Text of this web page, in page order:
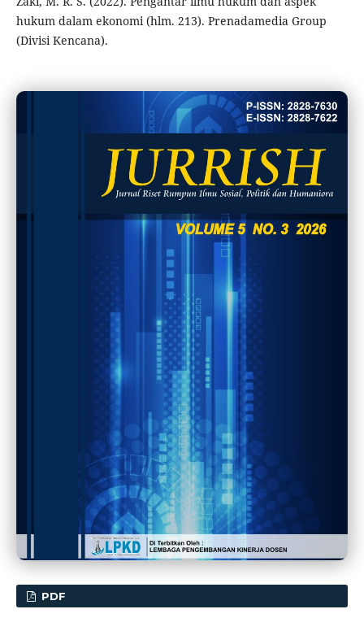
hukum dalam ekonomi (hlm. 213). Prenadamedia Group
(Divisi Kencana).
PDF